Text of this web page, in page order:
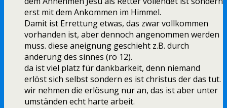
erst mit dem Ankommen im Himmel.
Damit ist Errettung etwas, das zwar vollkommen
vorhanden ist, aber dennoch angenommen werden
muss. diese aneignung geschieht z.B. durch
änderung des sinnes (rö 12).
da ist viel platz für dankbarkeit, denn niemand
erlöst sich selbst sondern es ist christus der das tut.
wir nehmen die erlösung nur an, das ist aber unter
umständen echt harte arbeit.